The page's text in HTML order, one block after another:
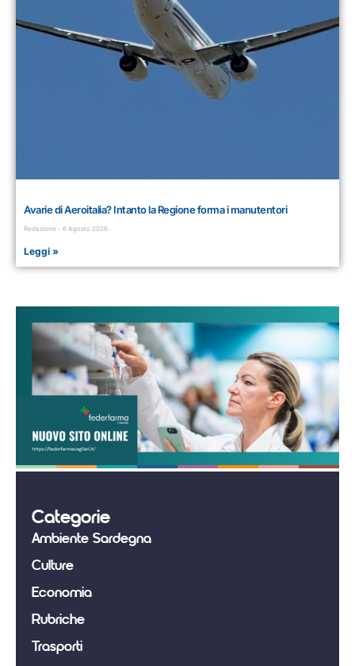
Avarie di Aeroitalia? Intanto la Regione forma i manutentori
Redazione 6 Agosto 2026
Leggi »
Categorie
Ambiente Sardegna
Culture
Economia
Rubriche
Trasporti